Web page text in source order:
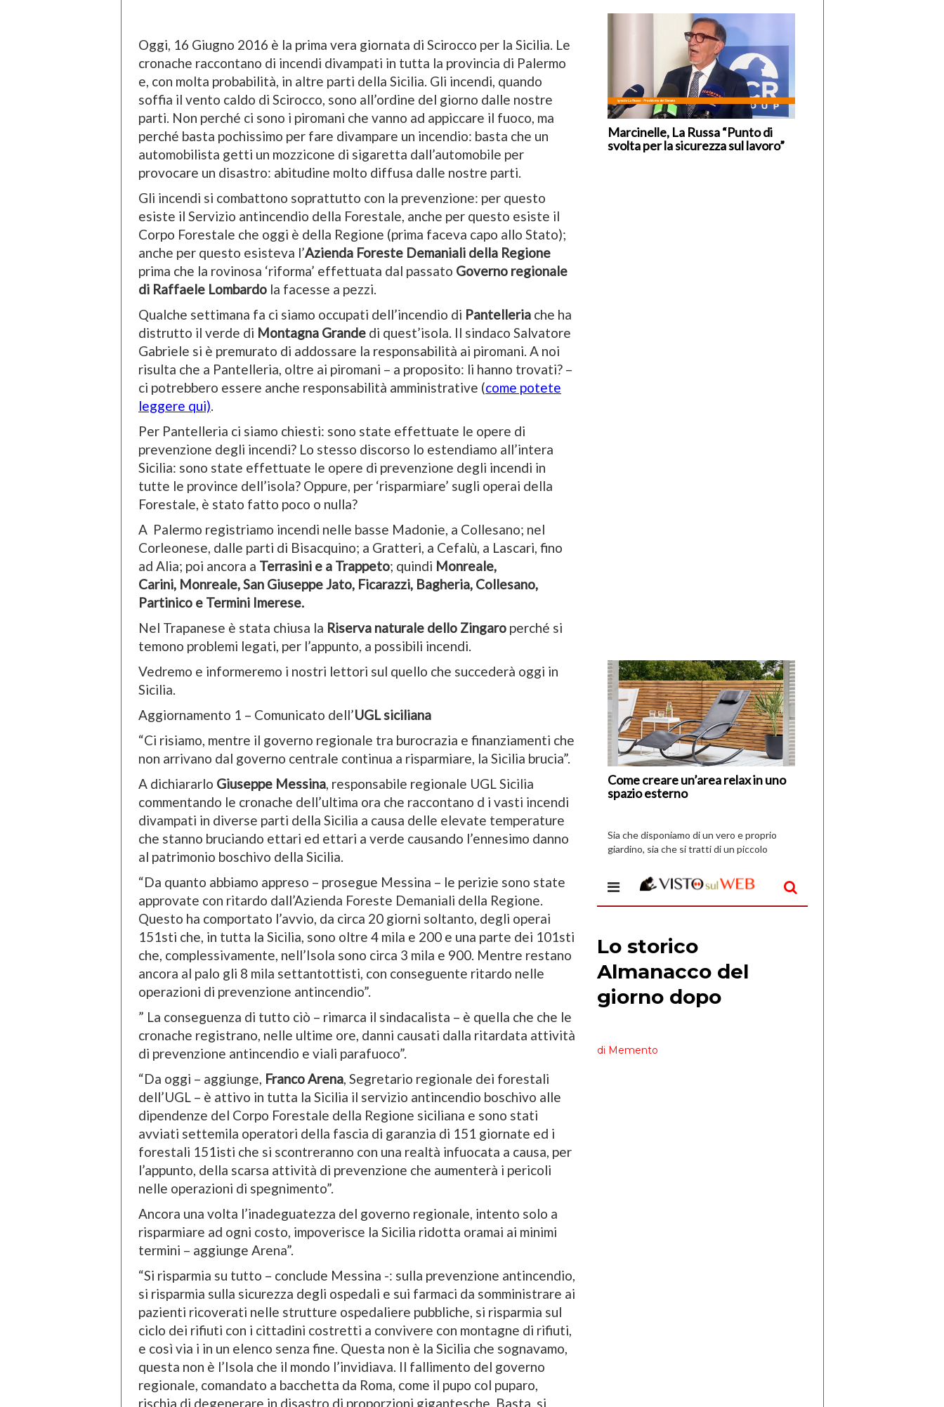
Oggi, 16 Giugno 2016 è la prima vera giornata di Scirocco per la Sicilia. Le
cronache raccontano di incendi divampati in tutta la provincia di Palermo
e, con molta probabilità, in altre parti della Sicilia. Gli incendi, quando
soffia il vento caldo di Scirocco, sono all’ordine del giorno dalle nostre
parti. Non perché ci sono i piromani che vanno ad appiccare il fuoco, ma
perché basta pochissimo per fare divampare un incendio: basta che un
automobilista getti un mozzicone di sigaretta dall’automobile per
provocare un disastro: abitudine molto diffusa dalle nostre parti.
Gli incendi si combattono soprattutto con la prevenzione: per questo
esiste il Servizio antincendio della Forestale, anche per questo esiste il
Corpo Forestale che oggi è della Regione (prima faceva capo allo Stato);
anche per questo esisteva l’Azienda Foreste Demaniali della Regione
prima che la rovinosa ‘riforma’ effettuata dal passato Governo regionale
di Raffaele Lombardo la facesse a pezzi.
Qualche settimana fa ci siamo occupati dell’incendio di Pantelleria che ha
distrutto il verde di Montagna Grande di quest’isola. Il sindaco Salvatore
Gabriele si è premurato di addossare la responsabilità ai piromani. A noi
risulta che a Pantelleria, oltre ai piromani – a proposito: li hanno trovati? –
ci potrebbero essere anche responsabilità amministrative (come potete
leggere qui).
Per Pantelleria ci siamo chiesti: sono state effettuate le opere di
prevenzione degli incendi? Lo stesso discorso lo estendiamo all’intera
Sicilia: sono state effettuate le opere di prevenzione degli incendi in
tutte le province dell’isola? Oppure, per ‘risparmiare’ sugli operai della
Forestale, è stato fatto poco o nulla?
A Palermo registriamo incendi nelle basse Madonie, a Collesano; nel
Corleonese, dalle parti di Bisacquino; a Gratteri, a Cefalù, a Lascari, fino
ad Alia; poi ancora a Terrasini e a Trappeto; quindi Monreale,
Carini, Monreale, San Giuseppe Jato, Ficarazzi, Bagheria, Collesano,
Partinico e Termini Imerese.
Nel Trapanese è stata chiusa la Riserva naturale dello Zingaro perché si
temono problemi legati, per l’appunto, a possibili incendi.
Vedremo e informeremo i nostri lettori sul quello che succederà oggi in
Sicilia.
Aggiornamento 1 – Comunicato dell’UGL siciliana
“Ci risiamo, mentre il governo regionale tra burocrazia e finanziamenti che
non arrivano dal governo centrale continua a risparmiare, la Sicilia brucia”.
A dichiararlo Giuseppe Messina, responsabile regionale UGL Sicilia
commentando le cronache dell’ultima ora che raccontano d i vasti incendi
divampati in diverse parti della Sicilia a causa delle elevate temperature
che stanno bruciando ettari ed ettari a verde causando l’ennesimo danno
al patrimonio boschivo della Sicilia.
“Da quanto abbiamo appreso – prosegue Messina – le perizie sono state
approvate con ritardo dall’Azienda Foreste Demaniali della Regione.
Questo ha comportato l’avvio, da circa 20 giorni soltanto, degli operai
151sti che, in tutta la Sicilia, sono oltre 4 mila e 200 e una parte dei 101sti
che, complessivamente, nell’Isola sono circa 3 mila e 900. Mentre restano
ancora al palo gli 8 mila settantottisti, con conseguente ritardo nelle
operazioni di prevenzione antincendio”.
” La conseguenza di tutto ciò – rimarca il sindacalista – è quella che che le
cronache registrano, nelle ultime ore, danni causati dalla ritardata attività
di prevenzione antincendio e viali parafuoco”.
“Da oggi – aggiunge, Franco Arena, Segretario regionale dei forestali
dell’UGL – è attivo in tutta la Sicilia il servizio antincendio boschivo alle
dipendenze del Corpo Forestale della Regione siciliana e sono stati
avviati settemila operatori della fascia di garanzia di 151 giornate ed i
forestali 151isti che si scontreranno con una realtà infuocata a causa, per
l’appunto, della scarsa attività di prevenzione che aumenterà i pericoli
nelle operazioni di spegnimento”.
Ancora una volta l’inadeguatezza del governo regionale, intento solo a
risparmiare ad ogni costo, impoverisce la Sicilia ridotta oramai ai minimi
termini – aggiunge Arena”.
“Si risparmia su tutto – conclude Messina -: sulla prevenzione antincendio,
si risparmia sulla sicurezza degli ospedali e sui farmaci da somministrare ai
pazienti ricoverati nelle strutture ospedaliere pubbliche, si risparmia sul
ciclo dei rifiuti con i cittadini costretti a convivere con montagne di rifiuti,
e così via i in un elenco senza fine. Questa non è la Sicilia che sognavamo,
questa non è l’Isola che il mondo l’invidiava. Il fallimento del governo
regionale, comandato a bacchetta da Roma, come il pupo col puparo,
rischia di degenerare in disastro di proporzioni gigantesche. Basta, si
Marcinelle, La Russa “Punto di
svolta per la sicurezza sul lavoro”
Come creare un’area relax in uno
spazio esterno
di
I
Vespri
Sia che disponiamo di un vero e proprio
giardino, sia che si tratti di un piccolo